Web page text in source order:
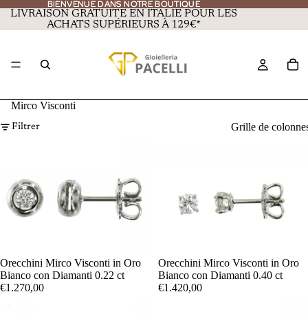
BIENVENUE DANS NOTRE BOUTIQUE
BIENVENUE DANS NOTRE BOUTIQUE
LIVRAISON GRATUITE EN ITALIE POUR LES
ACHATS SUPÉRIEURS À 129€*
Mirco Visconti
Filtrer Grille de
Orecchini Mirco Visconti in Oro
Bianco con Diamanti 0.22 ct
€1.270,00
Orecchini Mirco Visconti in Oro
Bianco con Diamanti 0.40 ct
€1.420,00